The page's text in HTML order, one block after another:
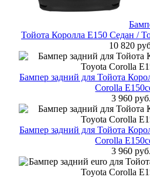
Тойота Королла Е150 Седан /
10 820
Бампер задний для Тойота
Corolla
3 960 руб.
Бампер задний для Тойота
Corolla
3 960 руб.